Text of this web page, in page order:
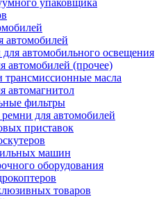
упаковщика
автомобилей
для автомобильного освещения
автомобилей (прочее)
масла
автомагнитол
фильтры
для автомобилей
приставок
машин
оборудования
товаров